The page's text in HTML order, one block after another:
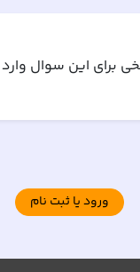
برای این سوال
ورود یا ثبت نام